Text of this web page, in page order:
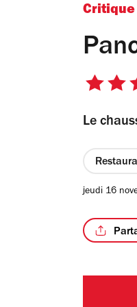
Critique
Le
jeudi 16